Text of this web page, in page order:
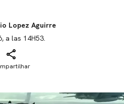
Lopez Aguirre
a las 14H53.